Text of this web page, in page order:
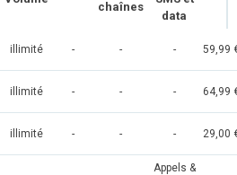
chaînes
data
illimité - - - 59,99
illimité - - - 64,99
illimité - - - 29,00
Appels &